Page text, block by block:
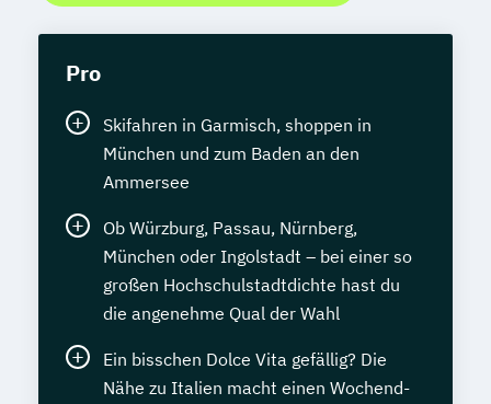
Pro
Skifahren in Garmisch, shoppen in
München und zum Baden an den
Ammersee
Ob Würzburg, Passau, Nürnberg,
München oder Ingolstadt – bei einer so
großen Hochschulstadtdichte hast du
die angenehme Qual der Wahl
Ein bisschen Dolce Vita gefällig? Die
Nähe zu Italien macht einen Wochend-